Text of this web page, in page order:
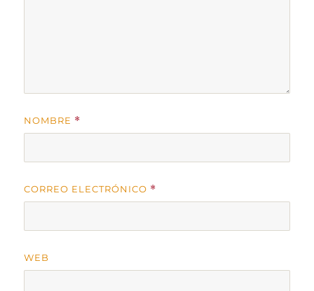
NOMBRE *
CORREO ELECTRÓNICO *
WEB